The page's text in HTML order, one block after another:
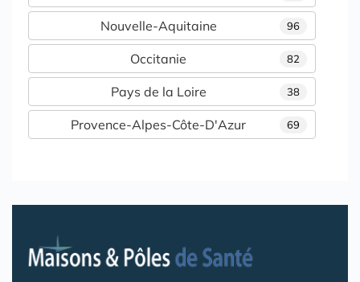
96
Nouvelle-Aquitaine
82
Occitanie
38
Pays de la Loire
69
Provence-Alpes-Côte-D'Azur